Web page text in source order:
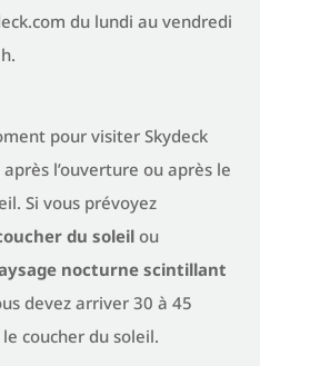
du lundi au vendredi
pour visiter Skydeck
l’ouverture ou après le
Si vous prévoyez
du soleilou
nocturne scintillant
devez arriver 30 à 45
coucher du soleil.